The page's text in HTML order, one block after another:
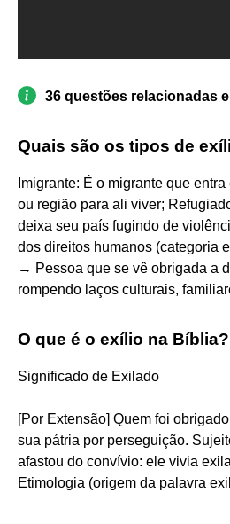
36 questões relacionadas
Quais são os tipos de
Imigrante: É o migrante que
ou região para ali viver;
deixa seu país fugindo de
dos direitos humanos (categoria
→ Pessoa que se vê obrigada a
rompendo laços culturais,
O que é o exílio na Bíblia?
Significado de Exilado
[Por Extensão] Quem foi
sua pátria por perseguição.
afastou do convívio: ele vivia
Etimologia (origem da palavra